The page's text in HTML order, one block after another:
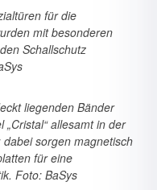
für die
mit besonderen
Schallschutz
liegenden Bänder
„Cristal“ allesamt in der
sorgen magnetisch
für eine
Foto: BaSys